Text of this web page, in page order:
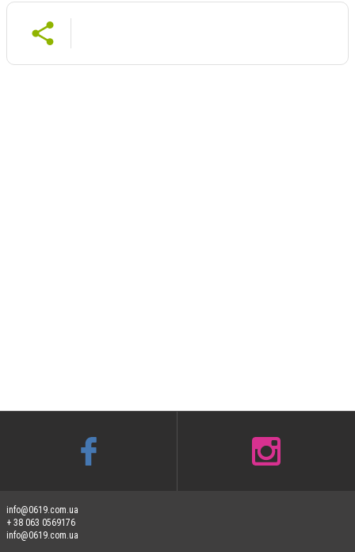
info@0619.com.ua
+ 38 063 0569176
info@0619.com.ua